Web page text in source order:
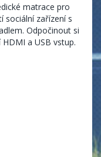
matrace pro
sociální zařízení s
Odpočinout si
a USB vstup.